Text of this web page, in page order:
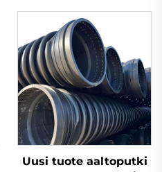
3D-neliosaiset
Uusi tuote aaltoputki